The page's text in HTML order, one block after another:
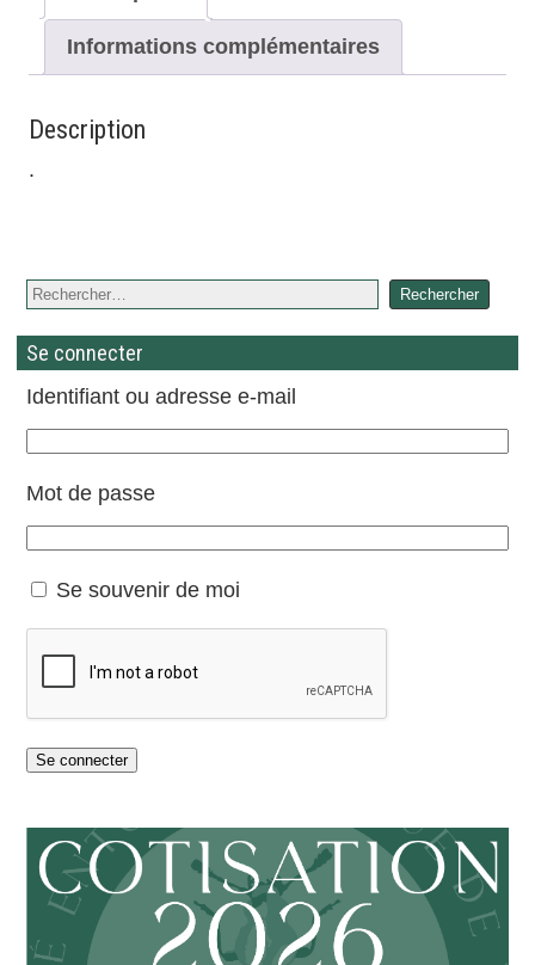
Informations complémentaires
Description
.
Se connecter
Identifiant ou adresse e-mail
Mot de passe
Se souvenir de moi
Se connecter